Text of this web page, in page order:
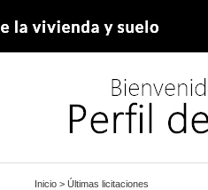
Inicio > Últimas licitaciones